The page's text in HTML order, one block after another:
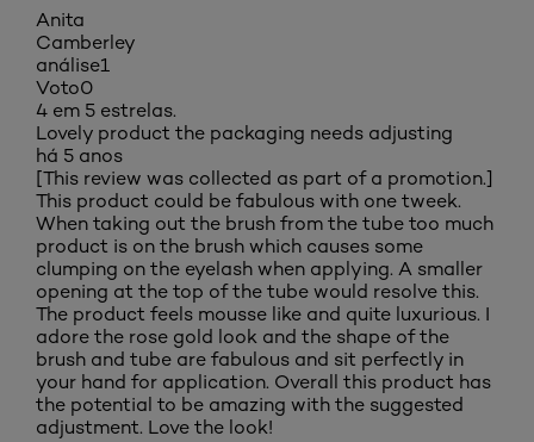
Anita
Camberley
análise1
Voto0
4 em 5 estrelas.
Lovely product the packaging needs adjusting
há 5 anos
[This review was collected as part of a promotion.]
This product could be fabulous with one tweek.
When taking out the brush from the tube too much
product is on the brush which causes some
clumping on the eyelash when applying. A smaller
opening at the top of the tube would resolve this.
The product feels mousse like and quite luxurious. I
adore the rose gold look and the shape of the
brush and tube are fabulous and sit perfectly in
your hand for application. Overall this product has
the potential to be amazing with the suggested
adjustment. Love the look!